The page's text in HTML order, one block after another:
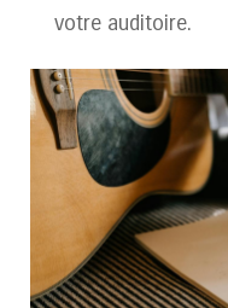
votre auditoire.